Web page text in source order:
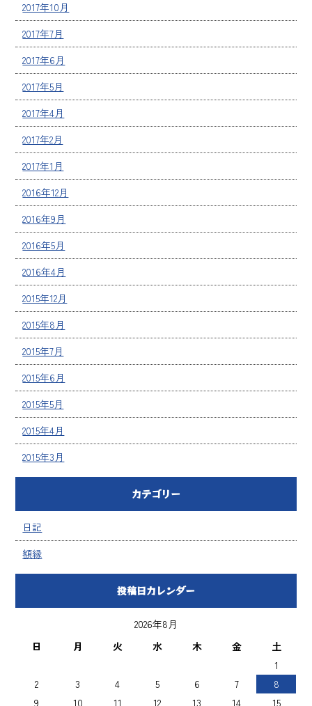
2017年10月
2017年7月
2017年6月
2017年5月
2017年4月
2017年2月
2017年1月
2016年12月
2016年9月
2016年5月
2016年4月
2015年12月
2015年8月
2015年7月
2015年6月
2015年5月
2015年4月
2015年3月
カテゴリー
日記
額縁
投稿日カレンダー
2026年8月
日
月 火 水 木 金
土
1
2
3 4 5 6 7
8
9
10 11 12 13 14 15